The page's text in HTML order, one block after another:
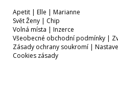
Apetit | Elle | Marianne
Svět Ženy | Chip
Volná místa | Inzerce
Všeobecné obchodní podmínky |
Zásady ochrany soukromí |
Cookies zásady